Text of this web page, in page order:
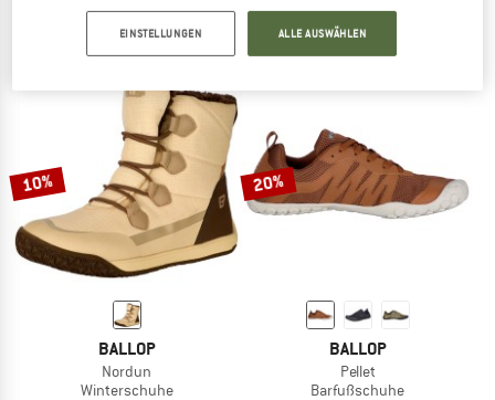
94,95 €ab 66,47 €
4,8(49)
89,95 €ab 76,46 €
10%
BALLOP
Nordun
Winterschuhe
20%
BALLOP
Pellet
Barfußschuhe
EINSTELLUNGEN ALLE AUSWÄHLEN